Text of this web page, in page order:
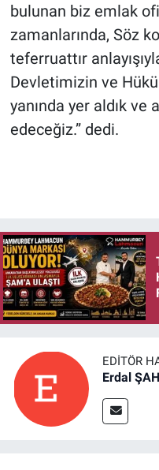
bulunan biz emlak
zamanlarında, Söz
teferruattır
Devletimizin ve
yanında yer aldık ve
edeceğiz.” dedi.
EDITÖR
Erdal